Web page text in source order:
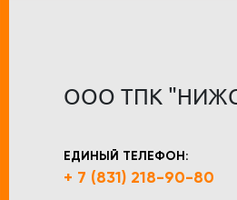
ООО ТПК
ЕДИНЫЙ ТЕЛЕФОН:
+ 7 (831) 218-90-80